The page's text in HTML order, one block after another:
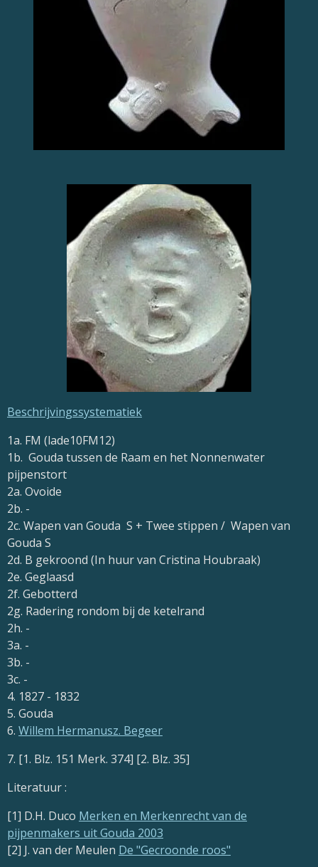
Beschrijvingssystematiek
1a. FM (lade10FM12)
1b. Gouda tussen de Raam en het Nonnenwater
pijpenstort
2a. Ovoide
2b. -
2c. Wapen van Gouda S + Twee stippen / Wapen van
Gouda S
2d. B gekroond (In huur van Cristina Houbraak)
2e. Geglaasd
2f. Gebotterd
2g. Radering rondom bij de ketelrand
2h. -
3a. -
3b. -
3c. -
4. 1827 - 1832
5. Gouda
6. Willem Hermanusz. Begeer
7. [1. Blz. 151 Merk. 374] [2. Blz. 35]
Literatuur :
[1] D.H. Duco Merken en Merkenrecht van de
pijpenmakers uit Gouda 2003
[2] J. van der Meulen De "Gecroonde roos"